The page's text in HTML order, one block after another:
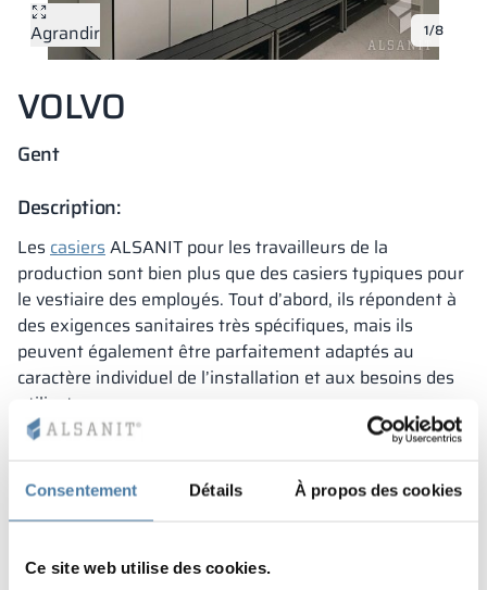
Consentement Détails À propos des cookies
Ce site web utilise des cookies.
Vela
armoires
Cloisons
Altus
Vestiare en
Offre complète
Attestations,
Carte des
1/8
Agrandir
VOLVO
Gent
Description:
Les casiersALSANIT pour les travailleurs de la
production sont bien plus que des casiers typiques pour
le vestiaire des employés. Tout d’abord, ils répondent à
des exigences sanitaires très spécifiques, mais ils
peuvent également être parfaitement adaptés au
caractère individuel de l’installation et aux besoins des
utilisateurs.
Des vestiaires pour employés entièrement réalisés en
installation, telle que l’usine belge de VOLVO, sont le
résultat d’une coopération directe entre les concepteurs
non seulement durables, mais ils s’harmonisent